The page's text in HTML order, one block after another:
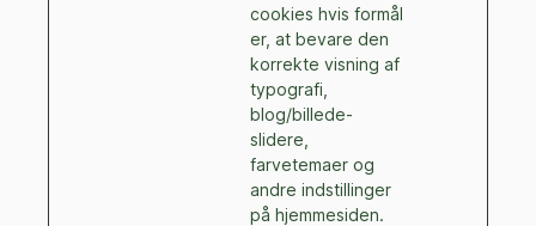
cookies hvis formål
er, at bevare den
korrekte visning af
typografi,
blog/billede-
slidere,
farvetemaer og
andre indstillinger
på hjemmesiden.